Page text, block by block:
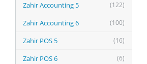
(122)
Zahir Accounting 5
(100)
Zahir Accounting 6
(16)
Zahir POS 5
(6)
Zahir POS 6